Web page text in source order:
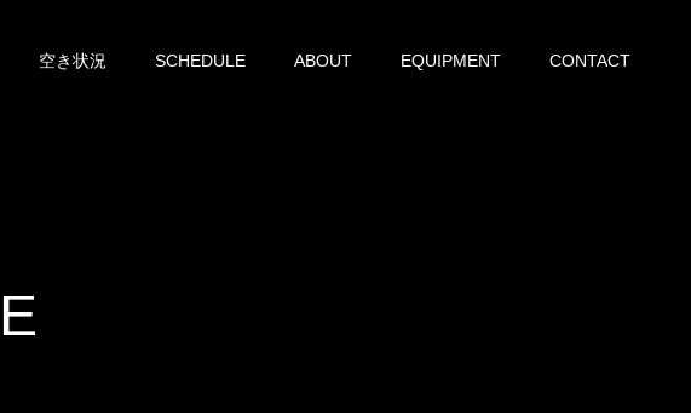
空き状況 SCHEDULE ABOUT EQUIPMENT CONTACT